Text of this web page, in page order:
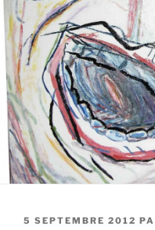
PUBLIÉ
5 SEPTEMBRE 2012